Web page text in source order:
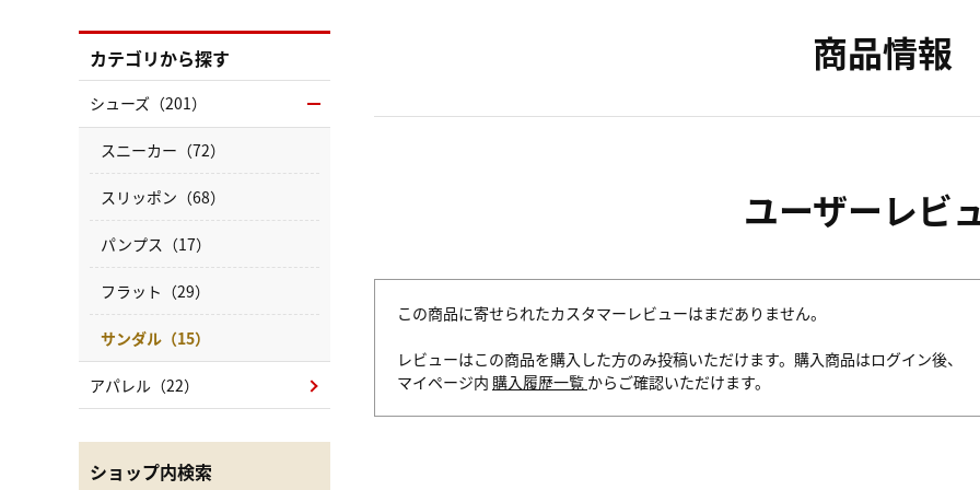
商品情報
ユーザーレビ
この商品に寄せられたカスタマーレビューはまだありません。
レビューはこの商品を購入した方のみ投稿いただけます。購入商品はログイン後、
マイページ内 購入履歴一覧 からご確認いただけます。
カテゴリから探す
シューズ（201）
スニーカー（72）
スリッポン（68）
パンプス（17）
フラット（29）
サンダル（15）
アパレル（22）
ショップ内検索